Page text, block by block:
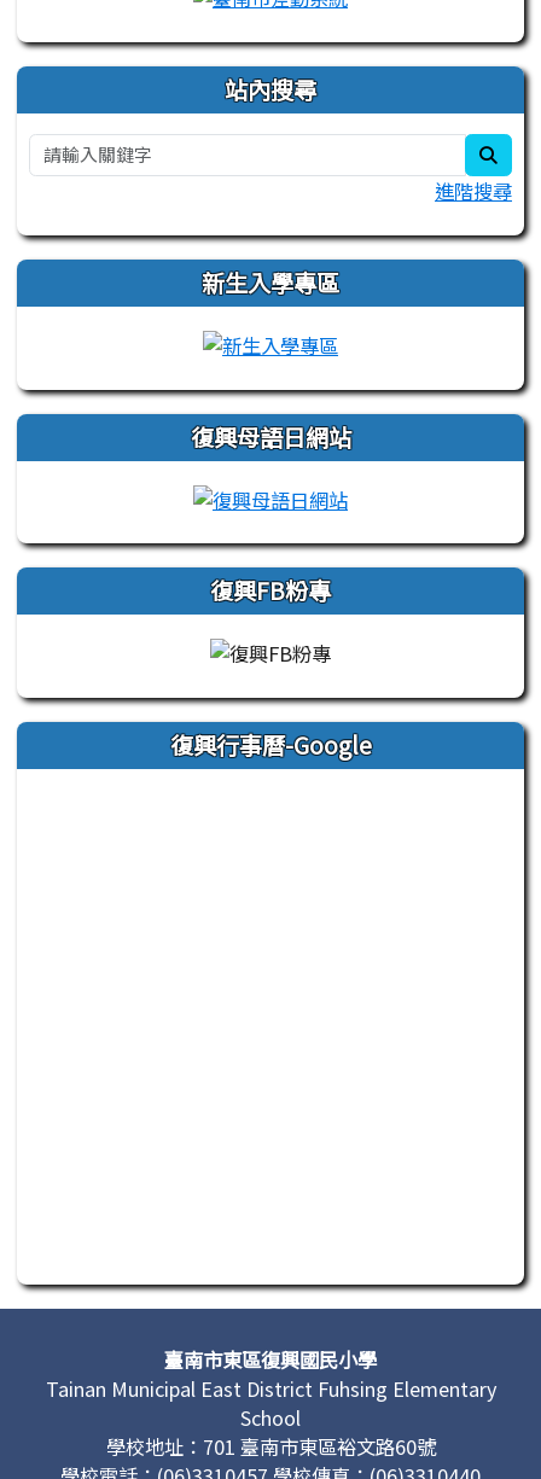
站內搜尋
進階搜尋
新生入學專區
復興母語日網站
link to https://
復興FB粉專
復興行事曆-Google
此為活動行程日曆，若無法正常讀取或操作，請聯繫管理單
頁尾區域內容臺南市東區復興國民小學
Tainan Municipal East District Fuhsing Elementary
School
學校地址：701 臺南市東區裕文路60號